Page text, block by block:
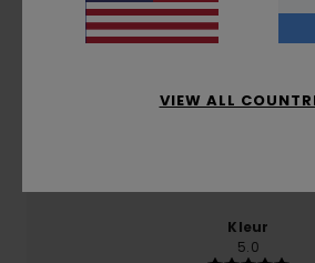
Prijs-
Kleur
5.0
VIEW ALL